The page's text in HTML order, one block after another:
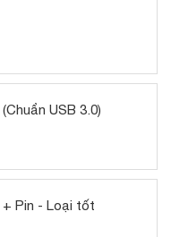
HDD Box 2.5" Orico 2577U3 SATA (Chuẩn USB 3.0)